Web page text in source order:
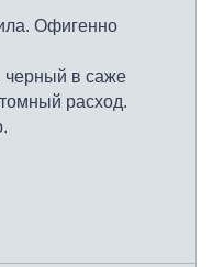
Офигенно
черный в саже
расход.